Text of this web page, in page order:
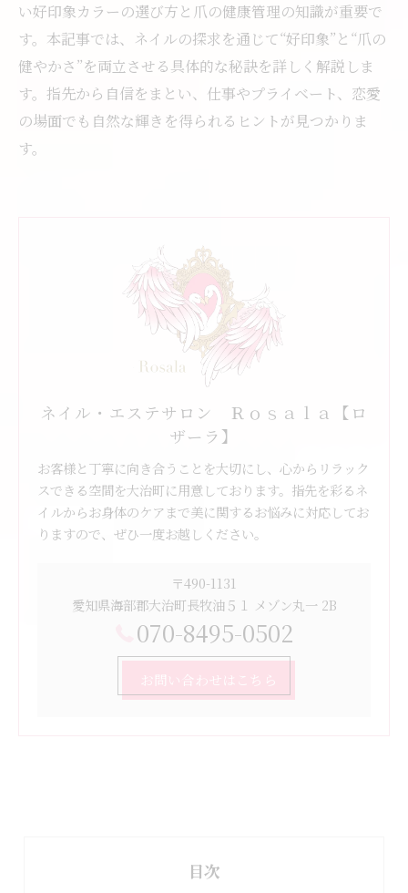
い好印象カラーの選び方と爪の健康管理の知識が重要で
す。本記事では、ネイルの探求を通じて“好印象”と“爪の
健やかさ”を両立させる具体的な秘訣を詳しく解説しま
す。指先から自信をまとい、仕事やプライベート、恋愛
の場面でも自然な輝きを得られるヒントが見つかりま
す。
ネイル・エステサロン Ｒｏｓａｌａ【ロ
ザーラ】
お客様と丁寧に向き合うことを大切にし、心からリラック
スできる空間を大治町に用意しております。指先を彩るネ
イルからお身体のケアまで美に関するお悩みに対応してお
りますので、ぜひ一度お越しください。
〒490-1131
愛知県海部郡大治町長牧油５１ メゾン丸一 2B
070-8495-0502
お問い合わせはこちら
目次